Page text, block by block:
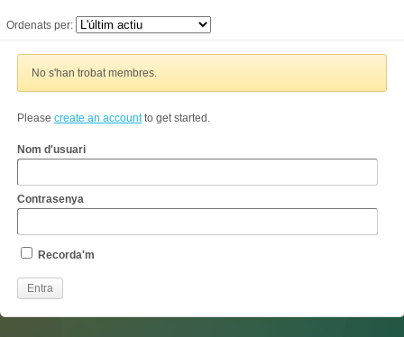
Ordenats per:
No s'han trobat membres.
Please create an accountto get started.
Nom d'usuari
Contrasenya
Recorda'm